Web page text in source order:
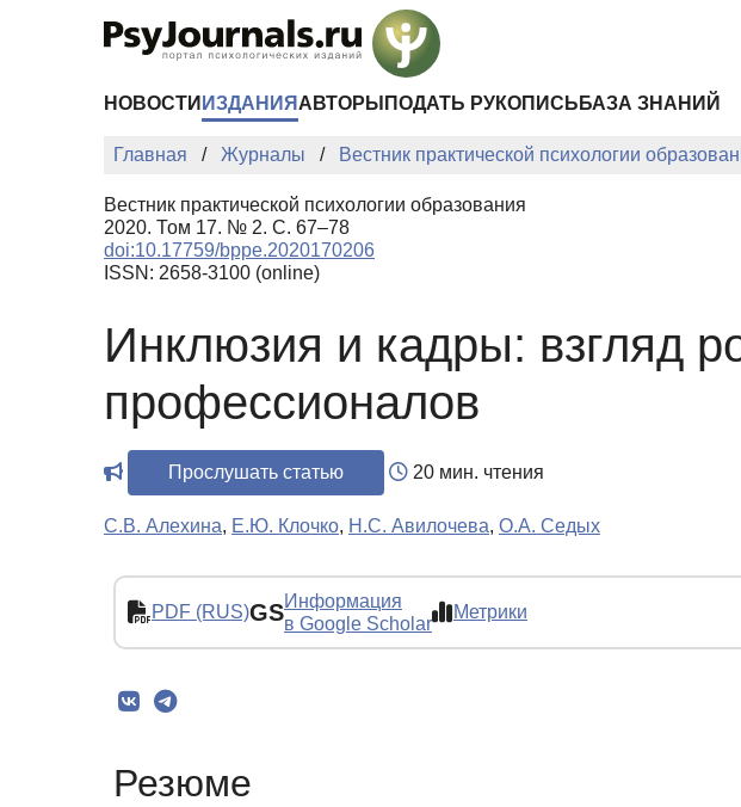
НОВОСТИ ИЗДАНИЯ АВТОРЫ ПОДАТЬ РУКОПИСЬ БАЗА ЗНАНИЙ
Главная Журналы Вестник практической психологии
Вестник практической психологии образования
2020. Том 17. № 2. С. 67–78
doi:10.17759/bppe.2020170206
ISSN: 2658-3100 (online)
Инклюзия и кадры: взгляд
профессионалов
Прослушать статью 20 мин. чтения
С.В. Алехина, Е.Ю. Клочко, Н.С. Авилочева, О.А. Седых
PDF (RUS)GSИнформация
в Google Scholar
Метрики
Резюме